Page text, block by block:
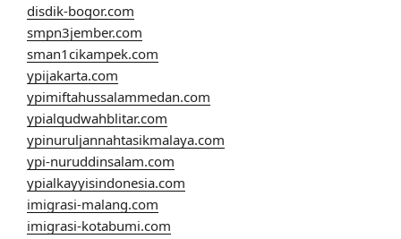
disdik-bogor.com
smpn3jember.com
sman1cikampek.com
ypijakarta.com
ypimiftahussalammedan.com
ypialqudwahblitar.com
ypinuruljannahtasikmalaya.com
ypi-nuruddinsalam.com
ypialkayyisindonesia.com
imigrasi-malang.com
imigrasi-kotabumi.com